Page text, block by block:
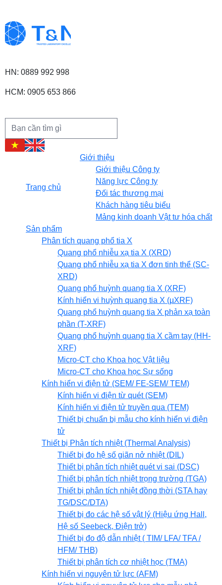
HN: 0889 992 998
HCM: 0905 653 866
Trang chủ
Giới thiệu
Giới thiệu Công ty
Năng lực Công ty
Đối tác thương mại
Khách hàng tiêu biểu
Mảng kinh doanh Vật tư hóa chất
Sản phẩm
Phân tích quang phổ tia X
Quang phổ nhiễu xạ tia X (XRD)
Quang phổ nhiễu xạ tia X đơn tinh thể (SC-
XRD)
Quang phổ huỳnh quang tia X (XRF)
Kính hiển vi huỳnh quang tia X (µXRF)
Quang phổ huỳnh quang tia X phản xạ toàn
phần (T-XRF)
Quang phổ huỳnh quang tia X cầm tay (HH-
XRF)
Micro-CT cho Khoa học Vật liệu
Micro-CT cho Khoa học Sự sống
Kính hiển vi điện tử (SEM/ FE-SEM/ TEM)
Kính hiển vi điện từ quét (SEM)
Kính hiển vi điện tử truyền qua (TEM)
Thiết bị chuẩn bị mẫu cho kính hiển vi điện
tử
Thiết bị Phân tích nhiệt (Thermal Analysis)
Thiết bị đo hệ số giãn nở nhiệt (DIL)
Thiết bị phân tích nhiệt quét vi sai (DSC)
Thiết bị phân tích nhiệt trọng trường (TGA)
Thiết bị phân tích nhiệt đồng thời (STA hay
TG/DSC/DTA)
Thiết bị đo các hệ số vật lý (Hiệu ứng Hall,
Hệ số Seebeck, Điện trở)
Thiết bị đo độ dẫn nhiệt ( TIM/ LFA/ TFA /
HFM/ THB)
Thiết bị phân tích cơ nhiệt học (TMA)
Kính hiển vi nguyên tử lực (AFM)